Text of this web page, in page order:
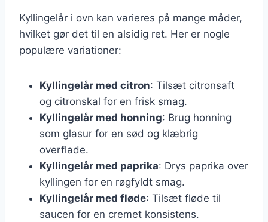
Kyllingelår i ovn kan varieres på mange måder,
hvilket gør det til en alsidig ret. Her er nogle
populære variationer:
Kyllingelår med citron: Tilsæt citronsaft
og citronskal for en frisk smag.
Kyllingelår med honning: Brug honning
som glasur for en sød og klæbrig
overflade.
Kyllingelår med paprika: Drys paprika over
kyllingen for en røgfyldt smag.
Kyllingelår med fløde: Tilsæt fløde til
saucen for en cremet konsistens.